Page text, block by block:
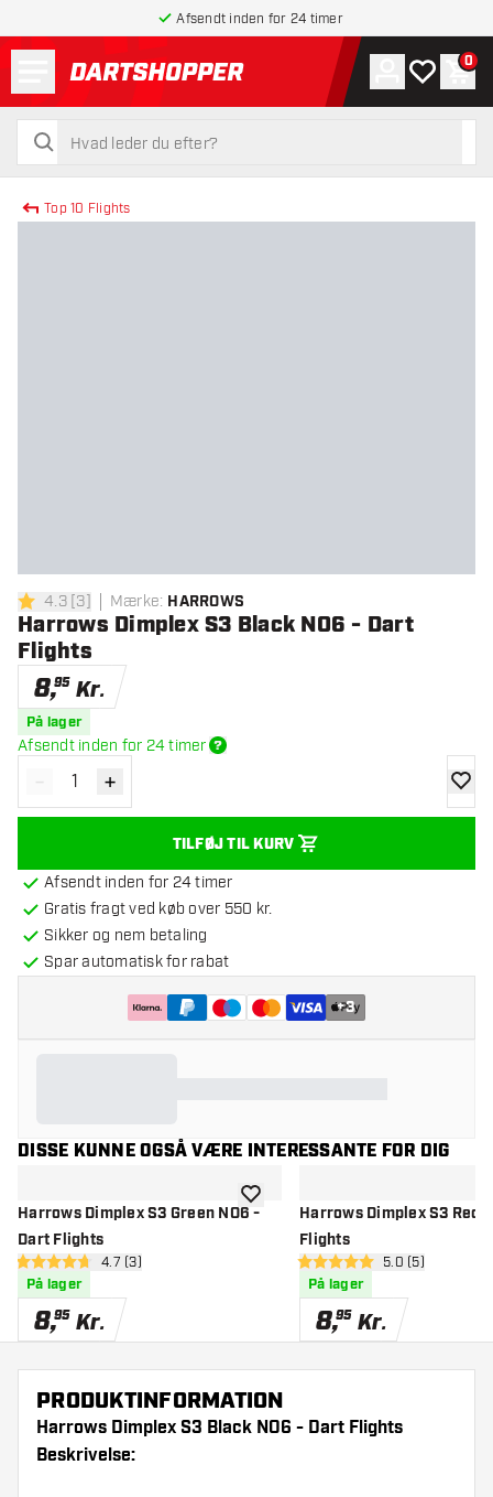
Afsendt inden for 24 timer
tilbage til forsiden
søg
søg
Konto
Min 0
Top 10 Flights
4.3 bedømmelsesstjerner
4.3[3] Mærke: HARROWS
Harrows Dimplex S3 Black NO6 - Dart
Flights
8,95 Kr.
På lager
Afsendt inden for 24 timer
Reducér antal
- Øg antal
+
TILFØJ TIL KURV
Afsendt inden for 24 timer
Gratis fragt ved køb over 550 kr.
Sikker og nem betaling
Spar automatisk for rabat
+3
DISSE KUNNE OGSÅ VÆRE INTERESSANTE FOR DIG
Harrows Dimplex S3 Green NO6 -
Dart Flights
åbn anmeldelsespanel
4.7 bedømmelsesstjerner
4.7 (3)
På lager
8,95 Kr.
tilføje til ønskeliste
Harrows Dimplex S3 Red
Flights
åbn
5 bedømmelsesstjerner
5.0 (5)
På lager
8,95 Kr.
PRODUKTINFORMATION
Harrows Dimplex S3 Black NO6 - Dart Flights
Beskrivelse: